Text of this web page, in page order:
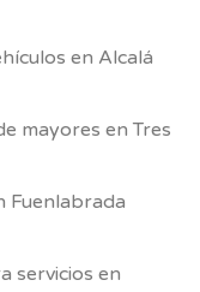
en Alcalá
mayores en Tres
Fuenlabrada
servicios en